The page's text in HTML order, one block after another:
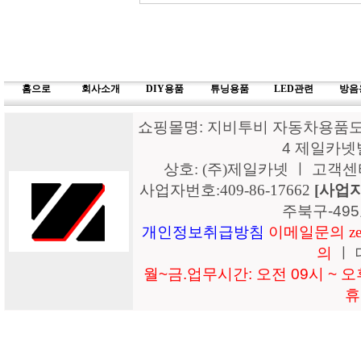
홈으로 회사소개 DIY용품 튜닝용품 LED관련 방음
쇼핑몰명: 지비투비 자동차용품
4 제일카
상호: (주)제일카넷 ㅣ 고객
사업자번호:409-86-17662 [사업
주북구-
개인정보취급방침 이메일문의
의
월~금.업무시간: 오전 09시 ~